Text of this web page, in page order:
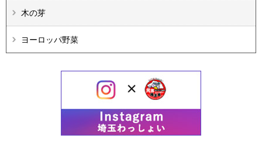
木の芽
ヨーロッパ野菜